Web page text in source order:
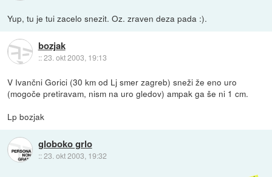
Yup, tu je tui zacelo snezit. Oz. zraven deza pada :).
bozjak
::23. okt 2003, 19:13
V Ivančni Gorici (30 km od Lj smer zagreb) sneži že eno uro
(mogoče pretiravam, nism na uro gledov) ampak ga še ni 1 cm.
Lp bozjak
globoko grlo
::23. okt 2003, 19:32